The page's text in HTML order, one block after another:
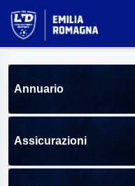
Annuario
Assicurazioni